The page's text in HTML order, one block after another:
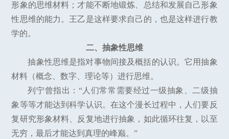
形象的思维材料；才能不断地锻炼、总结和发展自己形象
性思维的能力。王乙是这样要求自己的，也是这样进行教
学的。
二、抽象性思维
抽象性思维是指对事物间接及概括的认识。它用抽象
材料（概念、数字、理论等）进行思维。
列宁曾指出：“人们常常需要经过一级抽象、二级抽
象等等才能达到科学认识。在这个漫长过程中，人们要反
复研究形象材料、反复地进行抽象，如此循环往复，以至
无穷，最后才能达到真理的峰巅。”